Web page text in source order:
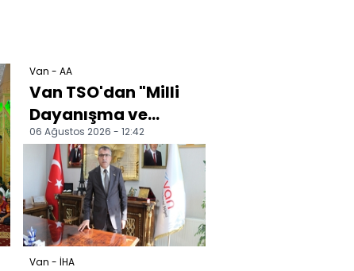
Van - AA
Van TSO'dan "Milli
Dayanışma ve
Toplumsal
Bütünleşmenin
Güçlendirilmesine
D...
06 Ağustos 2026 - 12:42
Van - İHA